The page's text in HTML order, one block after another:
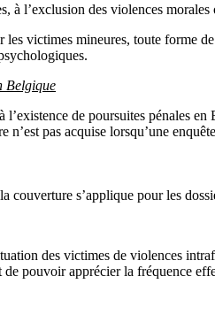
à l’exclusion des violences
victimes mineures, toute
Belgique
de poursuites pénales
pas acquise lorsqu’une
s’applique pour les
des victimes de violences
pouvoir apprécier la fréquence